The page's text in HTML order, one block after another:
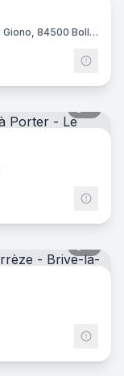
Centre Commercial intermarche, Av. Jean Giono, 84500 Bollène
16